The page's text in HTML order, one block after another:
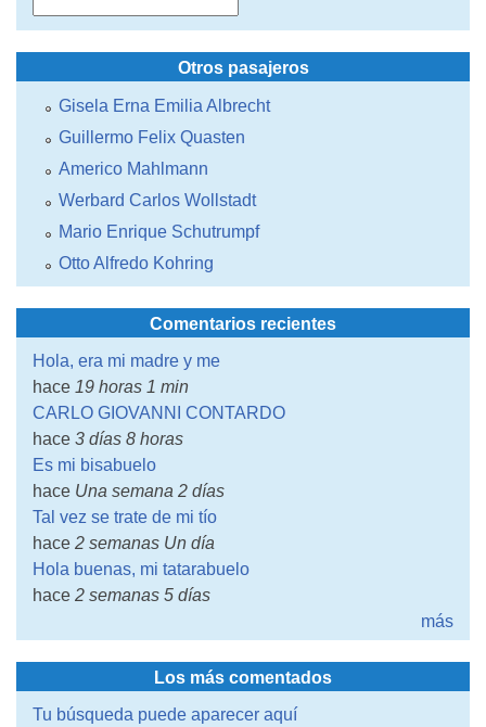
Otros pasajeros
Gisela Erna Emilia Albrecht
Guillermo Felix Quasten
Americo Mahlmann
Werbard Carlos Wollstadt
Mario Enrique Schutrumpf
Otto Alfredo Kohring
Comentarios recientes
Hola, era mi madre y me
hace 19 horas 1 min
CARLO GIOVANNI CONTARDO
hace 3 días 8 horas
Es mi bisabuelo
hace Una semana 2 días
Tal vez se trate de mi tío
hace 2 semanas Un día
Hola buenas, mi tatarabuelo
hace 2 semanas 5 días
más
Los más comentados
Tu búsqueda puede aparecer aquí